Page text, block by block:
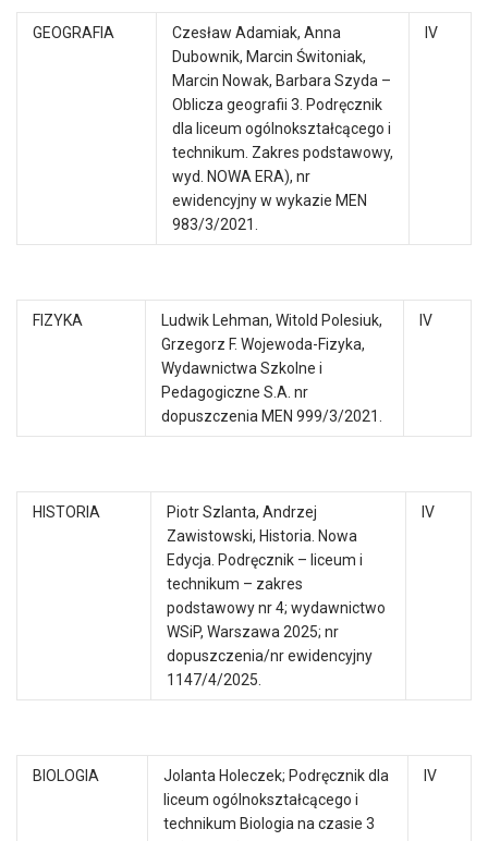
GEOGRAFIA
Czesław Adamiak, Anna
Dubownik, Marcin Świtoniak,
Marcin Nowak, Barbara Szyda –
Oblicza geografii 3. Podręcznik
dla liceum ogólnokształcącego i
technikum. Zakres podstawowy,
wyd. NOWA ERA), nr
ewidencyjny w wykazie MEN
983/3/2021.
IV
FIZYKA
Ludwik Lehman, Witold Polesiuk,
Grzegorz F. Wojewoda-Fizyka,
Wydawnictwa Szkolne i
Pedagogiczne S.A. nr
dopuszczenia MEN 999/3/2021.
IV
HISTORIA
Piotr Szlanta, Andrzej
Zawistowski, Historia. Nowa
Edycja. Podręcznik – liceum i
technikum – zakres
podstawowy nr 4; wydawnictwo
WSiP, Warszawa 2025; nr
dopuszczenia/nr ewidencyjny
1147/4/2025.
IV
BIOLOGIA
Jolanta Holeczek; Podręcznik dla
liceum ogólnokształcącego i
technikum Biologia na czasie 3
IV